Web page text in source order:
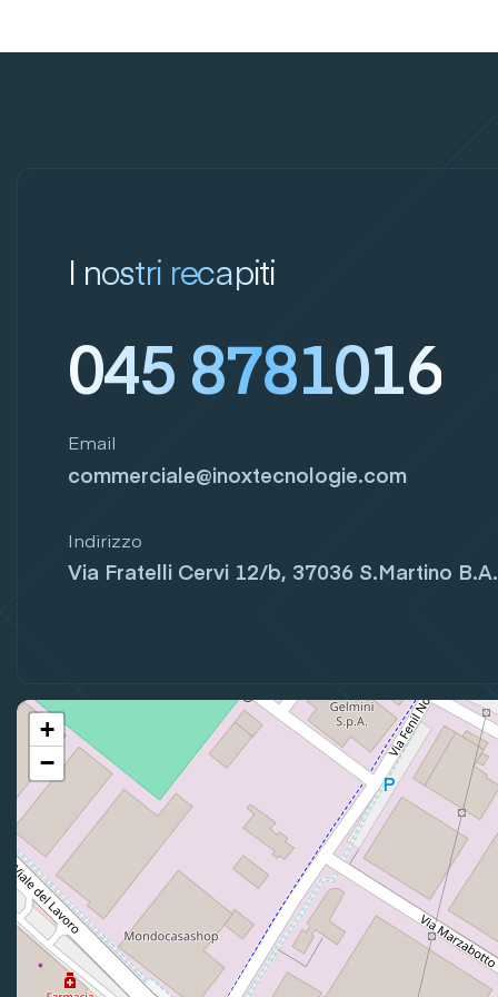
I nostri recapiti
045 8781016
Email
commerciale@inoxtecnologie.com
Indirizzo
Via Fratelli Cervi 12/b, 37036 S.Martino B.A.
+
−